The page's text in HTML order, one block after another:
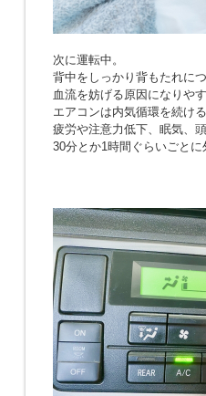
次に運転中。
背中をしっかり背もたれに
血流を妨げる原因になりや
エアコンは内気循環を続け
疲労や注意力低下、眠気、
30分とか1時間ぐらいごと